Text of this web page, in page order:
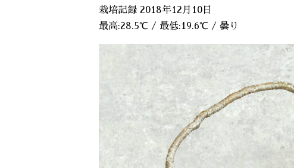
栽培記録 2018年12月10日
最高:28.5℃ / 最低:19.6℃ / 曇り